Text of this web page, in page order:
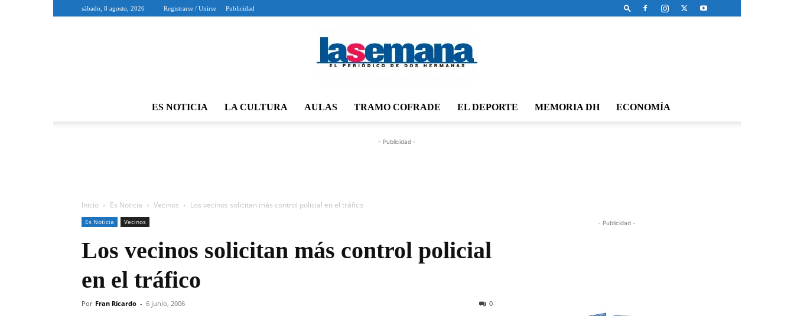
sábado, 8 agosto, 2026 Registrarse / Unirse Publicidad
ES NOTICIA LA CULTURA AULAS TRAMO COFRADE EL DEPORTE MEMORIA DH ECONOMÍA
- Publicidad -
Inicio Es Noticia Vecinos Los vecinos solicitan más control policial en el tráfico
Es Noticia Vecinos
Los vecinos solicitan más control policial
en el tráfico
Por Fran Ricardo - 6 junio, 2006 0
- Publicidad -